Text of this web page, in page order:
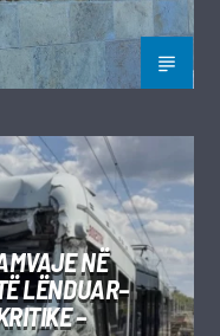
NË
LËNDUAR–
–